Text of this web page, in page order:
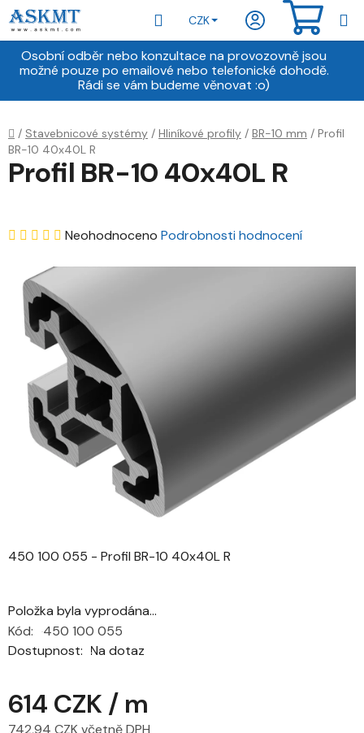
Přejít
na
obsah
Osobní odběr nebo konzultace na provozovně jsou
možné pouze po emailové nebo telefonické dohodě.
Rádi se vám budeme věnovat :o)
Hledat
CZK
Domů
/ Stavebnicové systémy / Hliníkové profily / BR-10 mm / Profil
BR-10 40x40L R
450 100 055 - Profil BR-10 40x40L R
Položka byla vyprodána…
Dostupnost Na dotaz
Kód: 450 100 055
614 CZK / m
742,94 CZK včetně DPH
Profil BR-10 40x40L R
Průměrné
je
0,0
z
5
hvězdiček.
Neohodnoceno Podrobnosti hodnocení